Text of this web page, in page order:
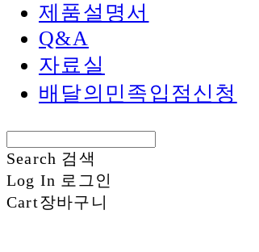
제품설명서
Q&A
자료실
배달의민족입점신청
Search 검색
Log In 로그인
Cart장바구니